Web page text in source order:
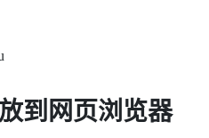
到网页浏览器